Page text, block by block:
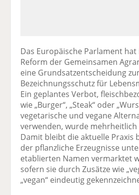
Das Europäische Parlament
Reform der Gemeinsamen
eine Grundsatzentscheidung
Bezeichnungsschutz für
Ein geplantes Verbot,
wie „Burger“, „Steak“ oder
vegetarische und vegane
verwenden, wurde mehrheitlich
Damit bleibt die aktuelle Praxis
der pflanzliche Erzeugnisse
etablierten Namen vermarktet
sofern sie durch Zusätze wie
„vegan“ eindeutig